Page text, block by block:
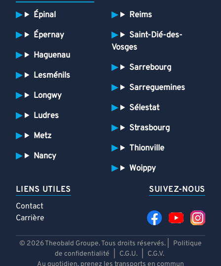
Épinal
Épernay
Haguenau
Lesménils
Longwy
Ludres
Metz
Nancy
Reims
Saint-Dié-des-
Vosges
Sarrebourg
Sarreguemines
Sélestat
Strasbourg
Thionville
Woippy
LIENS UTILES
Contact
Carrière
SUIVEZ-NOUS
© 2026 Theobald Groupe. Tous droits réservés. |
Politique
de confidentialité
C.G.U.
C.G.V.
Au quotidien, prenez les transports en commun